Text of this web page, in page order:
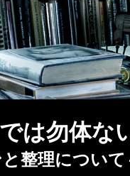
は勿体な
整理について